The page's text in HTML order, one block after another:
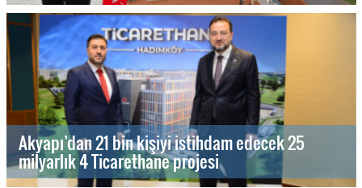
Akyapı’dan 21 bin kişiyi istihdam edecek 25
milyarlık 4 Ticarethane projesi